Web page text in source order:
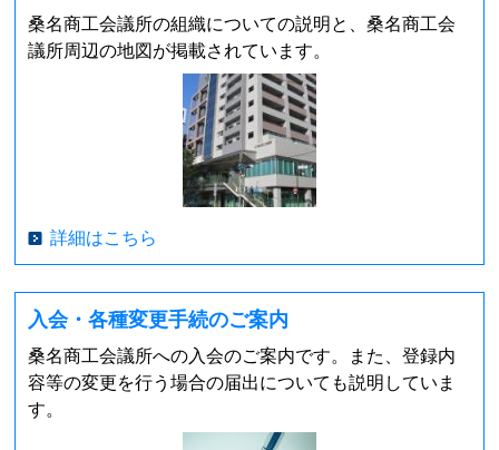
桑名商工会議所の組織についての説明と、桑名商工会
議所周辺の地図が掲載されています。
詳細はこちら
入会・各種変更手続のご案内
桑名商工会議所への入会のご案内です。また、登録内
容等の変更を行う場合の届出についても説明していま
す。